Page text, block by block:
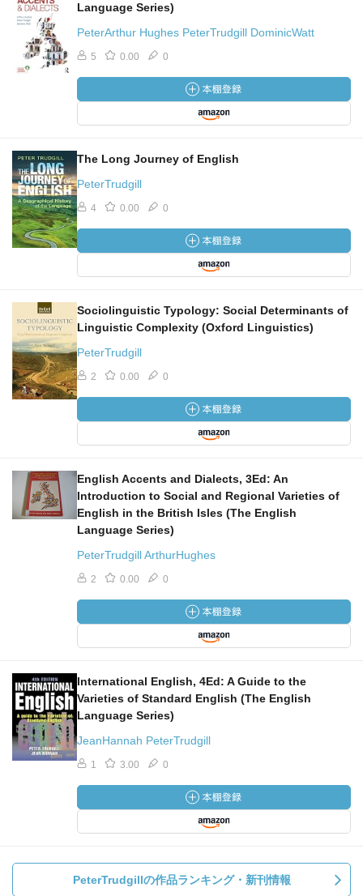
Language Series)
PeterArthur Hughes PeterTrudgill DominicWatt
5 0.00 0
The Long Journey of English
PeterTrudgill
4 0.00 0
Sociolinguistic Typology: Social Determinants of
Linguistic Complexity (Oxford Linguistics)
PeterTrudgill
2 0.00 0
English Accents and Dialects, 3Ed: An
Introduction to Social and Regional Varieties of
English in the British Isles (The English
Language Series)
PeterTrudgill ArthurHughes
2 0.00 0
International English, 4Ed: A Guide to the
Varieties of Standard English (The English
Language Series)
JeanHannah PeterTrudgill
1 3.00 0
PeterTrudgillの作品ランキング・新刊情報